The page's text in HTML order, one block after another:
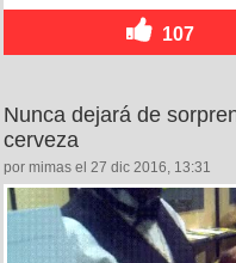
107
Nunca dejará de
cerveza
por mimas el 27 dic 2016, 13:31